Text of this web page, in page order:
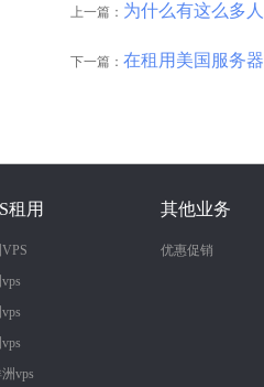
上一篇： 为什么有这么多
下一篇： 在租用美国服务
租用
vps
其他业务
优惠促销